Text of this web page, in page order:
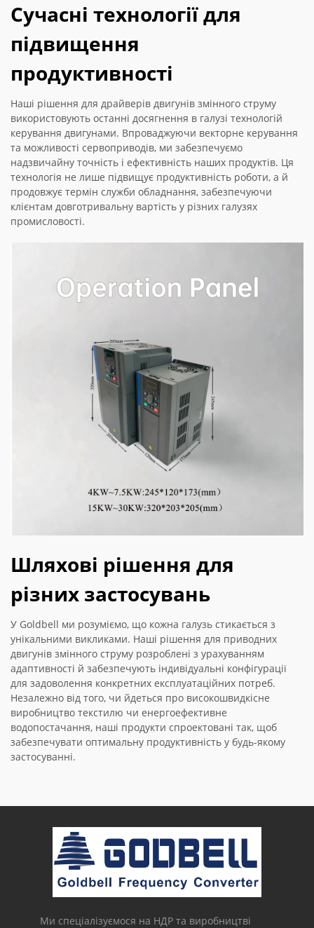
Сучасні технології для
підвищення
продуктивності
Наші рішення для драйверів двигунів змінного струму
використовують останні досягнення в галузі технологій
керування двигунами. Впроваджуючи векторне керування
та можливості сервоприводів, ми забезпечуємо
надзвичайну точність і ефективність наших продуктів. Ця
технологія не лише підвищує продуктивність роботи, а й
продовжує термін служби обладнання, забезпечуючи
клієнтам довготривальну вартість у різних галузях
промисловості.
Шляхові рішення для
різних застосувань
У Goldbell ми розуміємо, що кожна галузь стикається з
унікальними викликами. Наші рішення для приводних
двигунів змінного струму розроблені з урахуванням
адаптивності й забезпечують індивідуальні конфігурації
для задоволення конкретних експлуатаційних потреб.
Незалежно від того, чи йдеться про високошвидкісне
виробництво текстилю чи енергоефективне
водопостачання, наші продукти спроектовані так, щоб
забезпечувати оптимальну продуктивність у будь-якому
застосуванні.
Ми спеціалізуємося на НДР та виробництві